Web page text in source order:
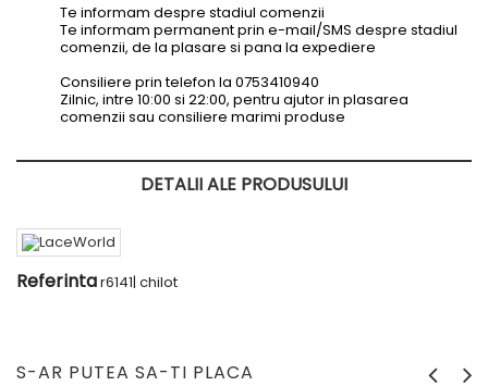
Te informam despre stadiul comenzii
Te informam permanent prin e-mail/SMS despre stadiul
comenzii, de la plasare si pana la expediere
Consiliere prin telefon la 0753410940
Zilnic, intre 10:00 si 22:00, pentru ajutor in plasarea
comenzii sau consiliere marimi produse
DETALII ALE PRODUSULUI
Referintar6141| chilot
S-AR PUTEA SA-TI PLACA